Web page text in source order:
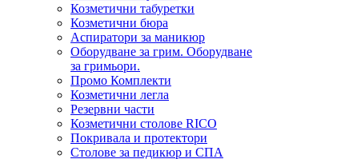
Козметични табуретки
Козметични бюра
Аспиратори за маникюр
Оборудване за грим. Оборудване
за гримьори.
Промо Комплекти
Козметични легла
Резервни части
Козметични столове RICO
Покривала и протектори
Столове за педикюр и СПА